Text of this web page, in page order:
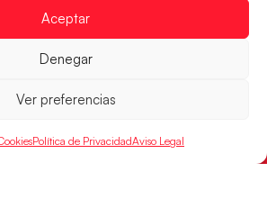
Aceptar
Denegar
Ver preferencias
Política de PrivacidadAviso Legal
Todos los derechos reservados –
Desarrollado por